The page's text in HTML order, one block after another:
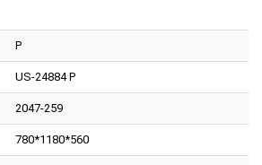
P
US-24884 P
2047-259
780*1180*560